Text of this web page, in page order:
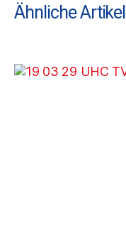
Ähnliche Artikel